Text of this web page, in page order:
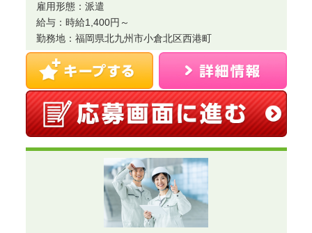
雇用形態：派遣
給与：時給1,400円～
勤務地：福岡県北九州市小倉北区西港町